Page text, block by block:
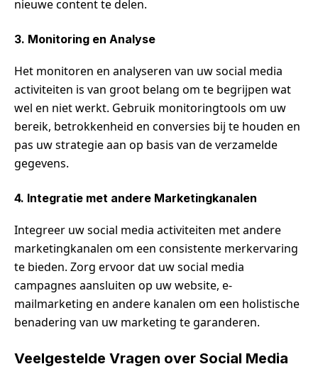
nieuwe content te delen.
3. Monitoring en Analyse
Het monitoren en analyseren van uw social media
activiteiten is van groot belang om te begrijpen wat
wel en niet werkt. Gebruik monitoringtools om uw
bereik, betrokkenheid en conversies bij te houden en
pas uw strategie aan op basis van de verzamelde
gegevens.
4. Integratie met andere Marketingkanalen
Integreer uw social media activiteiten met andere
marketingkanalen om een consistente merkervaring
te bieden. Zorg ervoor dat uw social media
campagnes aansluiten op uw website, e-
mailmarketing en andere kanalen om een holistische
benadering van uw marketing te garanderen.
Veelgestelde Vragen over Social Media